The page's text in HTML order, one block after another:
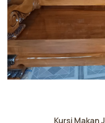
Kursi Makan